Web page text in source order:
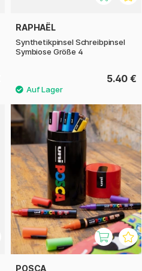
RAPHAËL
Synthetikpinsel Schreibpinsel
Symbiose Größe 4
5.40 €
POSCA